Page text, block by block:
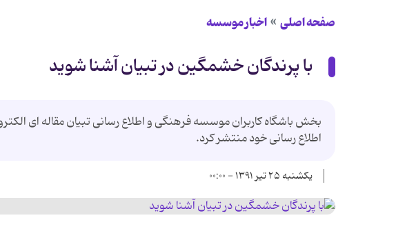
صفحه اصلی اخبار موسسه
با پرندگان خشمگین در تبیان آشنا شوید
بخش باشگاه کاربران موسسه فرهنگی و اطلاع رسانی تبیان مقاله ای
اطلاع رسانی خود منتشر کرد.
یکشنبه ۲۵ تیر ۱۳۹۱ - ۰۰:۰۰